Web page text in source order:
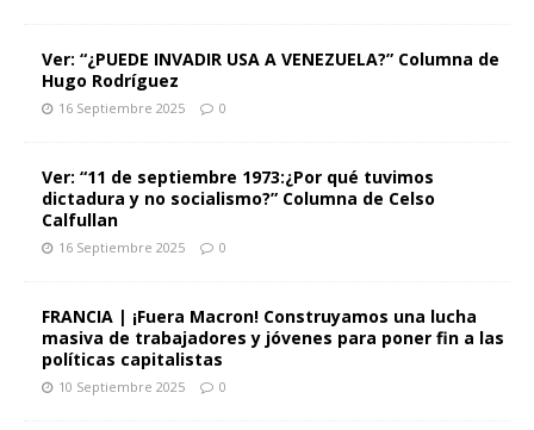
Ver: “¿PUEDE INVADIR USA A VENEZUELA?” Columna de
Hugo Rodríguez
16 Septiembre 2025 0
Ver: “11 de septiembre 1973:¿Por qué tuvimos
dictadura y no socialismo?” Columna de Celso
Calfullan
16 Septiembre 2025 0
FRANCIA | ¡Fuera Macron! Construyamos una lucha
masiva de trabajadores y jóvenes para poner fin a las
políticas capitalistas
10 Septiembre 2025 0